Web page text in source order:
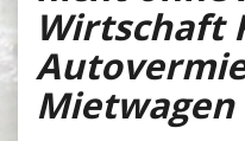
Wirtschaft